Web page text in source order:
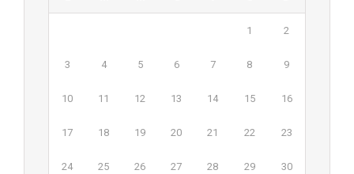
1 2
3 4 5 6 7 8 9
10 11 12 13 14 15 16
17 18 19 20 21 22 23
24 25 26 27 28 29 30